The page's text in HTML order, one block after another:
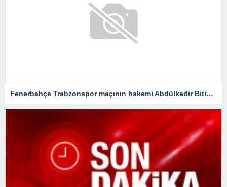
Fenerbahçe Trabzonspor maçının hakemi Abdülkadir Bitigen oldu!Spor Toto Süper Lig